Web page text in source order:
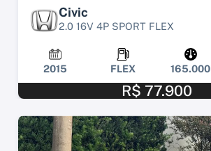
Civic
2.0 16V 4P SPORT FLEX
2015 FLEX 165.000
R$ 77.900